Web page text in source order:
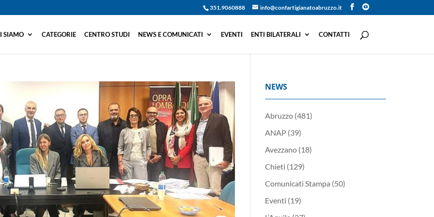
351.9060888 info@confartigianatoabruzzo.it
SIAMO CATEGORIE CENTRO STUDI NEWS E COMUNICATI EVENTI ENTI BILATERALI CONTATTI
NEWS
Abruzzo(481)
ANAP(39)
Avezzano(18)
Chieti (129)
Comunicati Stampa (50)
Eventi (19)